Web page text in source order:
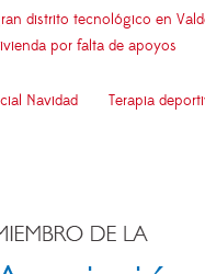
distrito tecnológico en
por falta de apoyos
Navidad Terapia